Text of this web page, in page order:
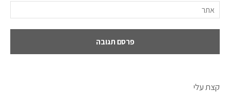
קצת עלי